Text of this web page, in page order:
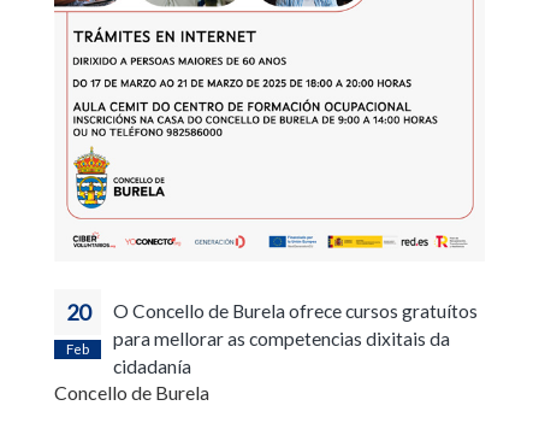
20
Feb
O Concello de Burela ofrece cursos gratuítos
para mellorar as competencias dixitais da
cidadanía
Concello de Burela